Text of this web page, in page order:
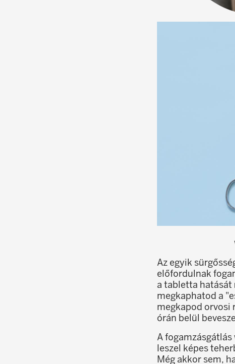
Az egyik
előfordulnak
a tabletta hatását
megkaphatod a
megkapod orvosi
órán belül
A
leszel képes
Még akkor sem,